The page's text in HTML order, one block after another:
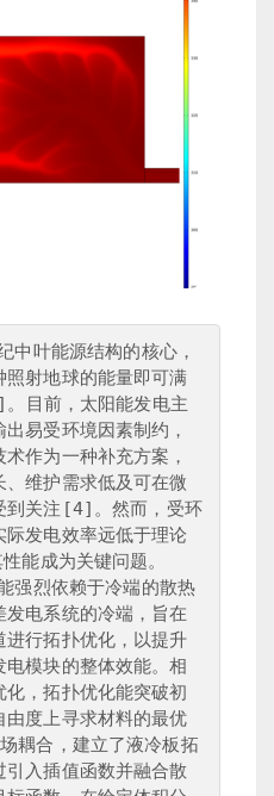
射地球的能量即可满
目前，太阳能发电主
易受环境因素制约，
作为一种补充方案，
维护需求低及可在微
到关注[4]。然而，受环
发电效率远低于理论
能成为关键问题。
电系统的冷端，旨在
行拓扑优化，以提升
模块的整体效能。相
，拓扑优化能突破初
度上寻求材料的最优
耦合，建立了液冷板拓
入插值函数并融合散